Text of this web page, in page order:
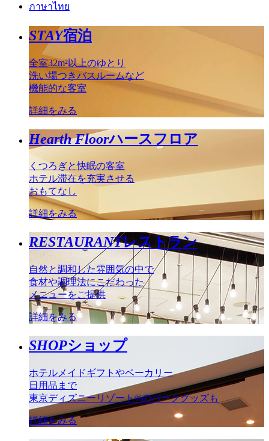
ภาษาไทย
STAY宿泊
全室32m²以上のゆとり
洗い場つきバスルームなど
機能的な客室
詳細をみる
Hearth Floorハースフロア
くつろぎと快眠の客室
ホテル滞在を充実させる
おもてなし
詳細をみる
RESTAURANTレストラン
自然と調和した雰囲気の中で
食材や調理法にこだわった
メニューをご提供
詳細をみる
SHOPショップ
ホテルメイドギフトやベーカリー
日用品まで
東京ディズニーリゾート®のパークグッズも
詳細をみる